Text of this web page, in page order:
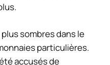
sombres dans le
particulières.
accusés de